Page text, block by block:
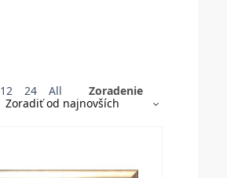
12 24 All Zoradenie